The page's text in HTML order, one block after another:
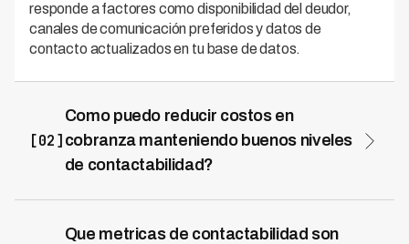
responde a factores como disponibilidad del deudor,
canales de comunicación preferidos y datos de
contacto actualizados en tu base de datos.
[02]
Como puedo reducir costos en
cobranza manteniendo buenos niveles
de contactabilidad?
mientras mejora simultáneamente tu tasa de
Que metricas de contactabilidad son